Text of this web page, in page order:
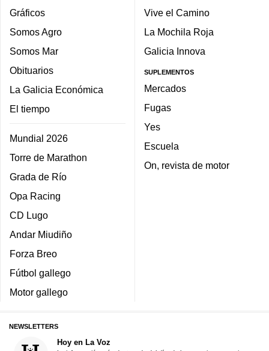
Gráficos
Somos Agro
Somos Mar
Obituarios
La Galicia Económica
El tiempo
Mundial 2026
Torre de Marathon
Grada de Río
Opa Racing
CD Lugo
Andar Miudiño
Forza Breo
Fútbol gallego
Motor gallego
Vive el Camino
La Mochila Roja
Galicia Innova
SUPLEMENTOS
Mercados
Fugas
Yes
Escuela
On, revista de motor
NEWSLETTERS
Hoy en La Voz